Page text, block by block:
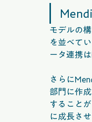
モデルの
を並べて
ータ連携
さらに
部門に作
すること
に成長さ